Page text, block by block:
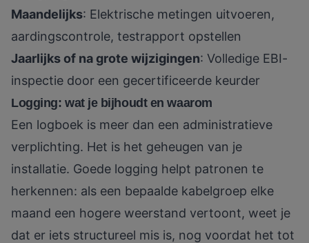
Maandelijks: Elektrische metingen uitvoeren,
aardingscontrole, testrapport opstellen
Jaarlijks of na grote wijzigingen: Volledige EBI-
inspectie door een gecertificeerde keurder
Logging: wat je bijhoudt en waarom
Een logboek is meer dan een administratieve
verplichting. Het is het geheugen van je
installatie. Goede logging helpt patronen te
herkennen: als een bepaalde kabelgroep elke
maand een hogere weerstand vertoont, weet je
dat er iets structureel mis is, nog voordat het tot